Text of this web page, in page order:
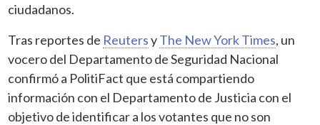
ciudadanos.
Tras reportes de ReutersyThe New York Times, un
vocero del Departamento de Seguridad Nacional
confirmó a PolitiFact que está compartiendo
información con el Departamento de Justicia con el
objetivo de identificar a los votantes que no son